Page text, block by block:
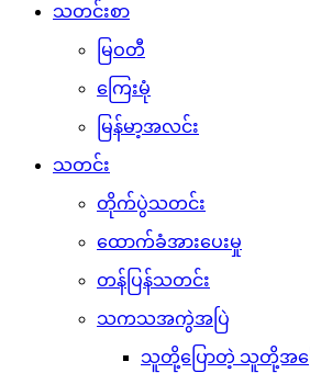
သတင်းစာ
မြဝတီ
ကြေးမုံ
မြန်မာ့အလင်း
သတင်း
တိုက်ပွဲသတင်း
ထောက်ခံအားပေးမှု
တန်ပြန်သတင်း
သကသအကွဲအပြဲ
သူတို့ပြောတဲ့ သူတို့အကြ